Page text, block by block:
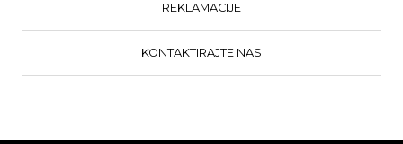
REKLAMACIJE
KONTAKTIRAJTE NAS